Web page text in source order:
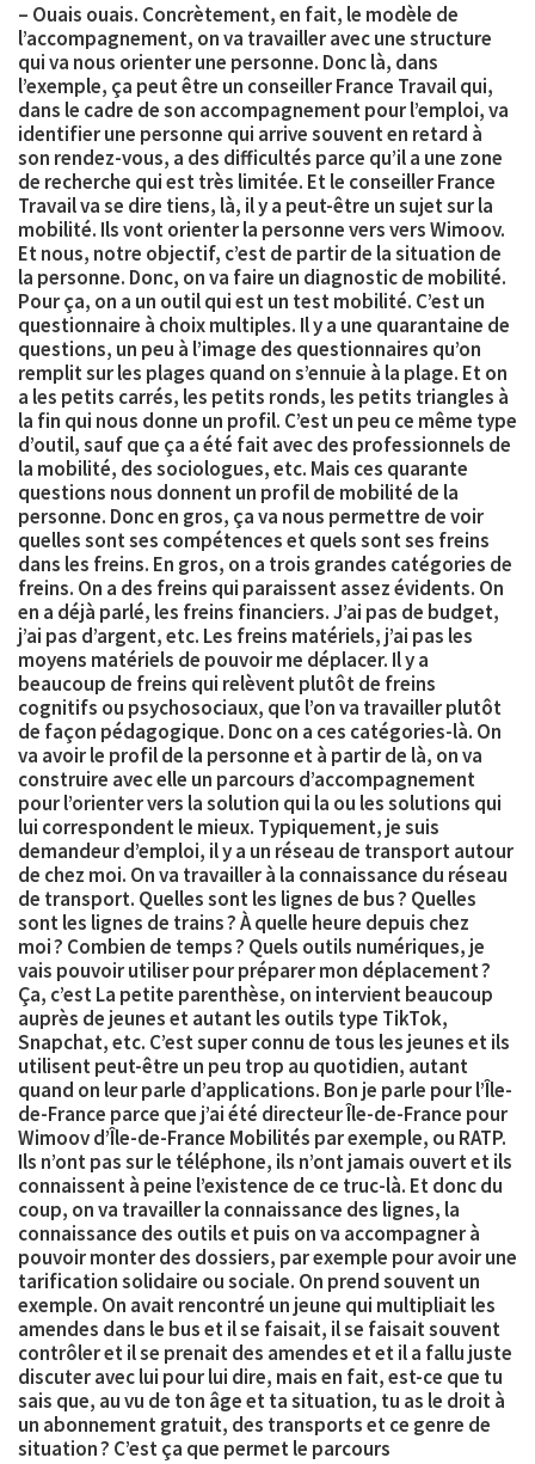
– Ouais ouais. Concrètement, en fait, le modèle de
l’accompagnement, on va travailler avec une structure
qui va nous orienter une personne. Donc là, dans
l’exemple, ça peut être un conseiller France Travail qui,
dans le cadre de son accompagnement pour l’emploi, va
identifier une personne qui arrive souvent en retard à
son rendez-vous, a des difficultés parce qu’il a une zone
de recherche qui est très limitée. Et le conseiller France
Travail va se dire tiens, là, il y a peut-être un sujet sur la
mobilité. Ils vont orienter la personne vers vers Wimoov.
Et nous, notre objectif, c’est de partir de la situation de
la personne. Donc, on va faire un diagnostic de mobilité.
Pour ça, on a un outil qui est un test mobilité. C’est un
questionnaire à choix multiples. Il y a une quarantaine de
questions, un peu à l’image des questionnaires qu’on
remplit sur les plages quand on s’ennuie à la plage. Et on
a les petits carrés, les petits ronds, les petits triangles à
la fin qui nous donne un profil. C’est un peu ce même type
d’outil, sauf que ça a été fait avec des professionnels de
la mobilité, des sociologues, etc. Mais ces quarante
questions nous donnent un profil de mobilité de la
personne. Donc en gros, ça va nous permettre de voir
quelles sont ses compétences et quels sont ses freins
dans les freins. En gros, on a trois grandes catégories de
freins. On a des freins qui paraissent assez évidents. On
en a déjà parlé, les freins financiers. J’ai pas de budget,
j’ai pas d’argent, etc. Les freins matériels, j’ai pas les
moyens matériels de pouvoir me déplacer. Il y a
beaucoup de freins qui relèvent plutôt de freins
cognitifs ou psychosociaux, que l’on va travailler plutôt
de façon pédagogique. Donc on a ces catégories-là. On
va avoir le profil de la personne et à partir de là, on va
construire avec elle un parcours d’accompagnement
pour l’orienter vers la solution qui la ou les solutions qui
lui correspondent le mieux. Typiquement, je suis
demandeur d’emploi, il y a un réseau de transport autour
de chez moi. On va travailler à la connaissance du réseau
de transport. Quelles sont les lignes de bus ? Quelles
sont les lignes de trains ? À quelle heure depuis chez
moi ? Combien de temps ? Quels outils numériques, je
vais pouvoir utiliser pour préparer mon déplacement ?
Ça, c’est La petite parenthèse, on intervient beaucoup
auprès de jeunes et autant les outils type TikTok,
Snapchat, etc. C’est super connu de tous les jeunes et ils
utilisent peut-être un peu trop au quotidien, autant
quand on leur parle d’applications. Bon je parle pour l’Île-
de-France parce que j’ai été directeur Île-de-France pour
Wimoov d’Île-de-France Mobilités par exemple, ou RATP.
Ils n’ont pas sur le téléphone, ils n’ont jamais ouvert et ils
connaissent à peine l’existence de ce truc-là. Et donc du
coup, on va travailler la connaissance des lignes, la
connaissance des outils et puis on va accompagner à
pouvoir monter des dossiers, par exemple pour avoir une
tarification solidaire ou sociale. On prend souvent un
exemple. On avait rencontré un jeune qui multipliait les
amendes dans le bus et il se faisait, il se faisait souvent
contrôler et il se prenait des amendes et et il a fallu juste
discuter avec lui pour lui dire, mais en fait, est-ce que tu
sais que, au vu de ton âge et ta situation, tu as le droit à
un abonnement gratuit, des transports et ce genre de
situation ? C’est ça que permet le parcours